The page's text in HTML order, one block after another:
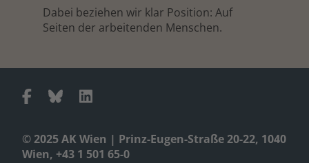
© 2025 AK Wien | Prinz-Eugen-Straße 20-22, 1040
Wien, +43 1 501 65-0
Dabei beziehen wir klar Position: Auf
Seiten der arbeitenden Menschen.